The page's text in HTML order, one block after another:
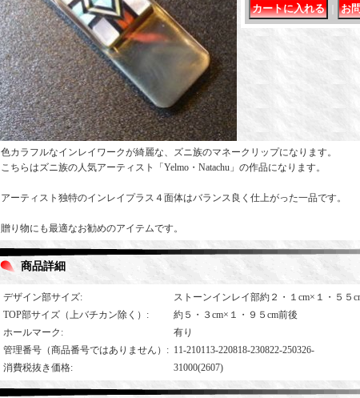
色カラフルなインレイワークが綺麗な、ズニ族のマネークリップになります。
こちらはズニ族の人気アーティスト「Yelmo・Natachu」の作品になります。
アーティスト独特のインレイプラス４面体はバランス良く仕上がった一品です。
贈り物にも最適なお勧めのアイテムです。
商品詳細
デザイン部サイズ:
ストーンインレイ部約２・１cm×１・５５
TOP部サイズ（上バチカン除く） :
約５・３cm×１・９５cm前後
ホールマーク :
有り
管理番号（商品番号ではありません） : 11-210113-220818-230822-250326-
消費税抜き価格: 31000(2607)